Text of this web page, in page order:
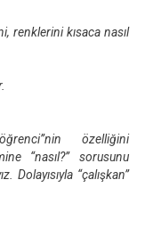
renklerini kısaca nasıl
özelliğini
“nasıl?” sorusunu
Dolayısıyla “çalışkan”